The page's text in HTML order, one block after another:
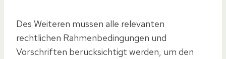
Des Weiteren müssen alle relevanten
rechtlichen Rahmenbedingungen und
Vorschriften berücksichtigt werden, um den